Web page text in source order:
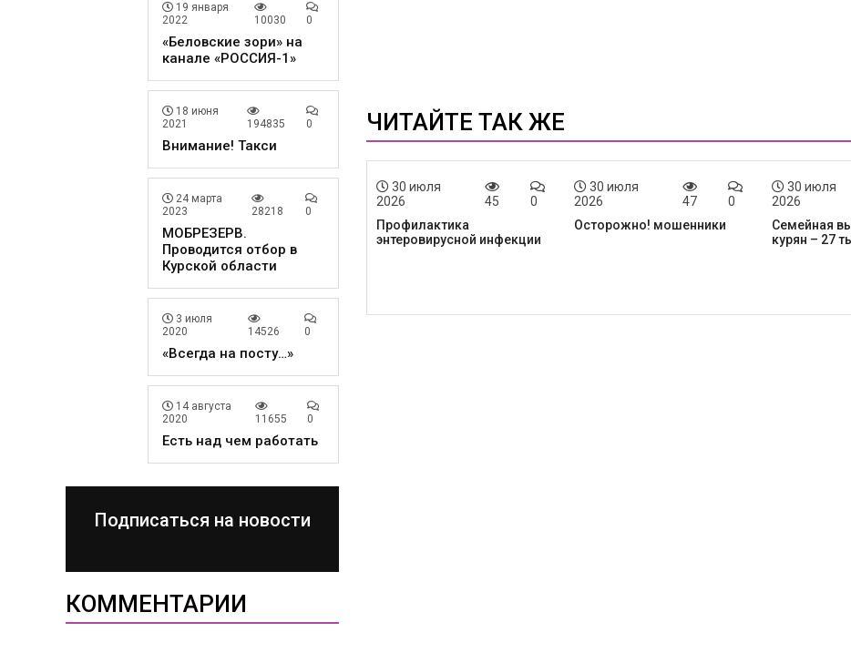
19 января
2022
10030 0
«Беловские зори» на
канале «РОССИЯ-1»
18 июня
2021
194835 0
Внимание! Такси
24 марта
2023
28218 0
МОБРЕЗЕРВ.
Проводится отбор в
Курской области
3 июля
2020
14526 0
«Всегда на посту…»
14 августа
2020
11655 0
Есть над чем работать
Подписаться на новости
КОММЕНТАРИИ
ЧИТАЙТЕ ТАК ЖЕ
30 июля
2026
45
0
Профилактика
энтеровирусной инфекции
30 июля
2026
47
0
Осторожно! мошенники
30 июля
2026
Семейная
курян – 27